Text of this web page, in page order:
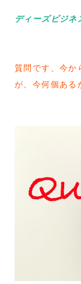
ディーズビジネ
質問です、今か
が、今何個ある